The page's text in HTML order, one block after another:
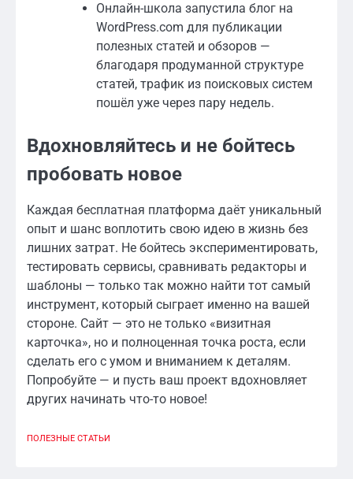
Онлайн-школа запустила блог на
WordPress.com для публикации
полезных статей и обзоров —
благодаря продуманной структуре
статей, трафик из поисковых систем
пошёл уже через пару недель.
Вдохновляйтесь и не бойтесь
пробовать новое
Каждая бесплатная платформа даёт уникальный
опыт и шанс воплотить свою идею в жизнь без
лишних затрат. Не бойтесь экспериментировать,
тестировать сервисы, сравнивать редакторы и
шаблоны — только так можно найти тот самый
инструмент, который сыграет именно на вашей
стороне. Сайт — это не только «визитная
карточка», но и полноценная точка роста, если
сделать его с умом и вниманием к деталям.
Попробуйте — и пусть ваш проект вдохновляет
других начинать что-то новое!
ПОЛЕЗНЫЕ СТАТЬИ